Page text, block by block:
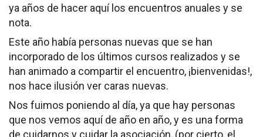
ya años de hacer aquí los encuentros anuales y se
nota.
Este año había personas nuevas que se han
incorporado de los últimos cursos realizados y se
han animado a compartir el encuentro, ¡bienvenidas!,
nos hace ilusión ver caras nuevas.
Nos fuimos poniendo al día, ya que hay personas
que nos vemos aquí de año en año, y es una forma
de cuidarnos y cuidar la asociación, (por cierto, el